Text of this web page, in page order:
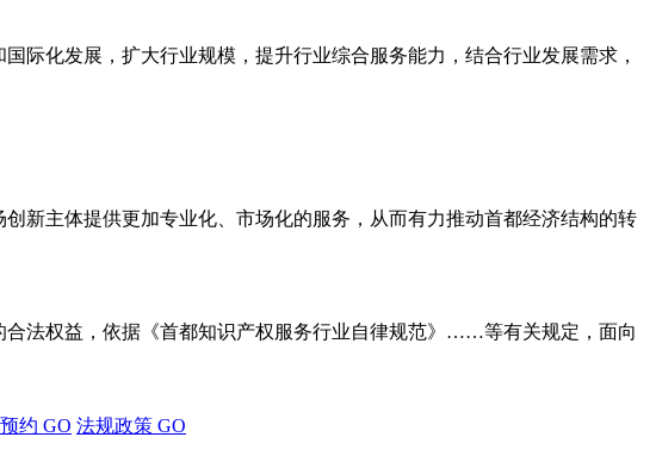
际化发展，扩大行业规模，提升行业综合服务能力，结合行业发展需求，
新主体提供更加专业化、市场化的服务，从而有力推动首都经济结构的转
法权益，依据《首都知识产权服务行业自律规范》……等有关规定，面向
约 GO 法规政策 GO